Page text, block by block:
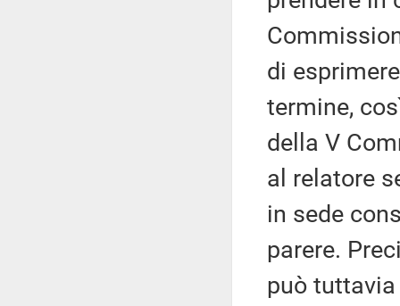
di
termine,
della V
al relatore
in sede
parere.
può